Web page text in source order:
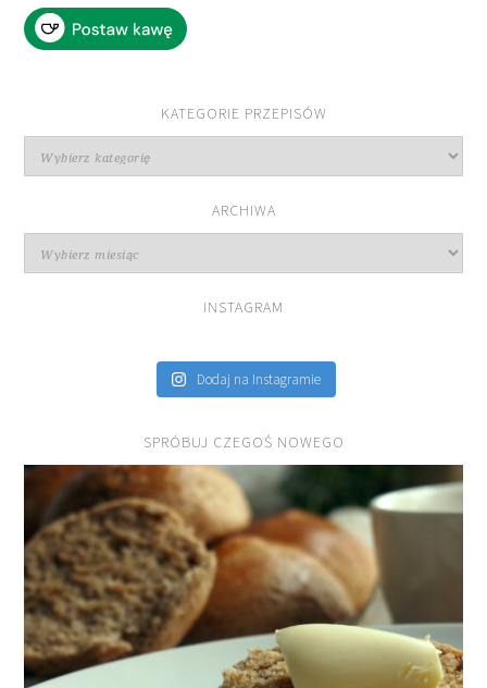
KATEGORIE PRZEPISÓW
przepisów
ARCHIWA
INSTAGRAM
Dodaj na Instagramie
SPRÓBUJ CZEGOŚ NOWEGO